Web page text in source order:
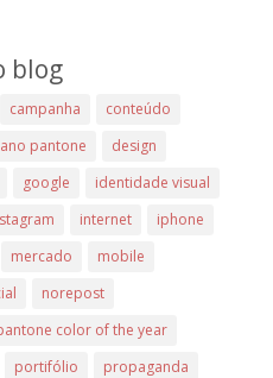
blog
campanha
conteúdo
pantone
design
google
identidade visual
internet
iphone
mercado
mobile
norepost
color of the year
portifólio
propaganda